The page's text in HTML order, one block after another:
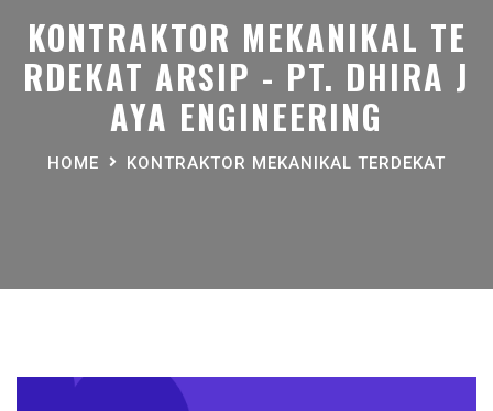
KONTRAKTOR MEKANIKAL TE
RDEKAT ARSIP - PT. DHIRA J
AYA ENGINEERING
HOME KONTRAKTOR MEKANIKAL TERDEKAT